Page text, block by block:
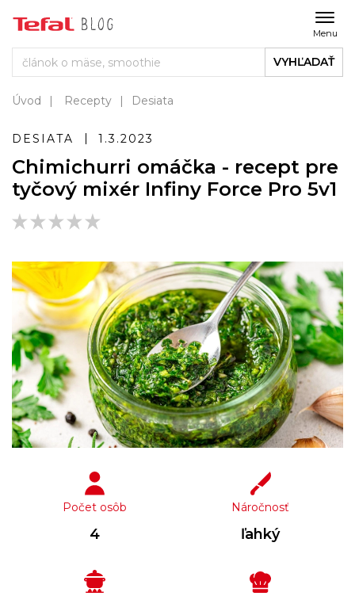
Menu
VYHĽADAŤ
Úvod Recepty Desiata
DESIATA 1.3.2023
Chimichurri omáčka - recept pre
tyčový mixér Infiny Force Pro 5v1
Počet osôb
4
Náročnosť
ľahký